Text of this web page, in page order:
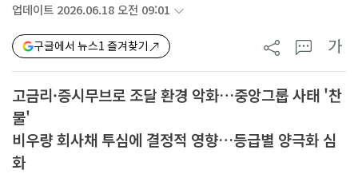
업데이트 2026.06.18 오전 09:01
구글에서 뉴스1 즐겨찾기 가
고금리·증시무브로 조달 환경 악화…중앙그룹 사태 '찬
물'
비우량 회사채 투심에 결정적 영향…등급별 양극화 심
화